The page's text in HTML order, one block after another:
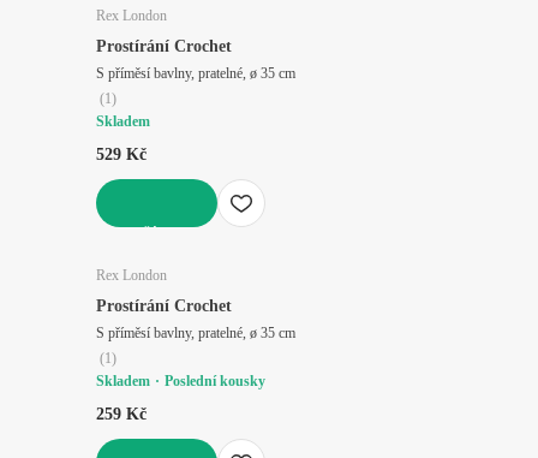
Rex London
Prostírání Crochet
S příměsí bavlny, pratelné, ø 35 cm
(1)
Skladem
529 Kč
Rex London
Prostírání Crochet
S příměsí bavlny, pratelné, ø 35 cm
(1)
Skladem
Poslední kousky
259 Kč